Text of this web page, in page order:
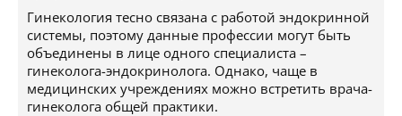
Гинекология тесно связана с работой эндокринной
системы, поэтому данные профессии могут быть
объединены в лице одного специалиста –
гинеколога-эндокринолога. Однако, чаще в
медицинских учреждениях можно встретить врача-
гинеколога общей практики.